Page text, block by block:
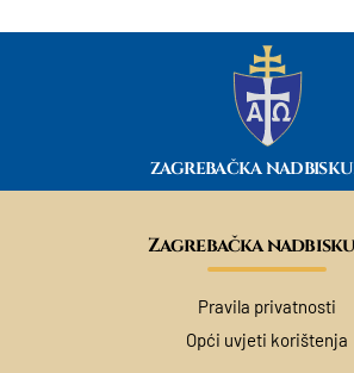
ZAGREBAČKA
Zagrebačka
Pravila privatnosti
Opći uvjeti korištenja